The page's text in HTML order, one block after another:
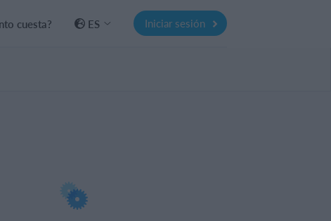
cuesta? ES Iniciar sesión